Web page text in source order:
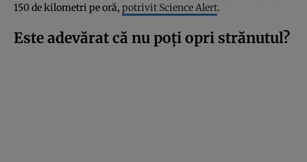
150 de kilometri pe oră, potrivit Science Alert.
Este adevărat că nu poți opri strănutul?